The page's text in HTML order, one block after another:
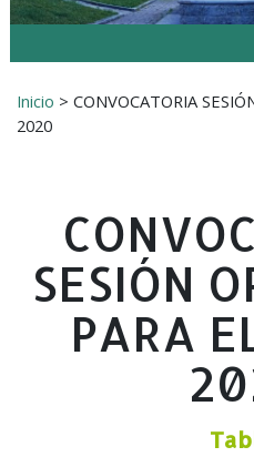
Inicio > CONVOCATORIA
2020
SESIÓN
PARA